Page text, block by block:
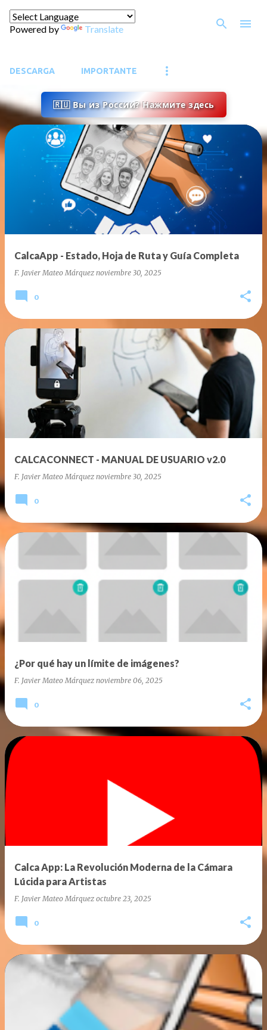
Ir al contenido principal
Powered by
Translate
DESCARGA IMPORTANTE
🇷🇺 Вы из России? Нажмите здесь
E
d
CalcaApp - Estado, Hoja de Ruta y Guía Completa
F. Javier Mateo Márquez noviembre 30, 2025
0
CALCACONNECT - MANUAL DE USUARIO v2.0
F. Javier Mateo Márquez noviembre 30, 2025
0
¿Por qué hay un límite de imágenes?
F. Javier Mateo Márquez noviembre 06, 2025
0
Calca App: La Revolución Moderna de la Cámara
Lúcida para Artistas
F. Javier Mateo Márquez octubre 23, 2025
0